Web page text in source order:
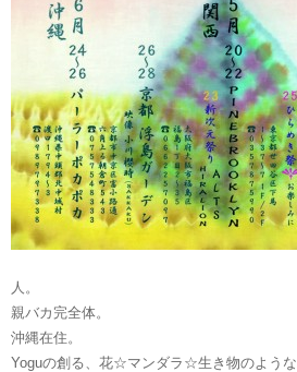
人。
親バカ完全体。
沖縄在住。
Yoguの創る、花☆マンダラ☆生き物のような